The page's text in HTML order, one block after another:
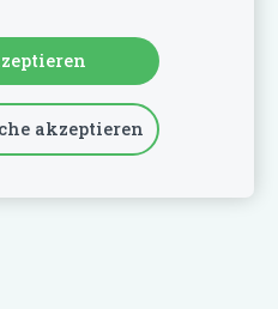
akzeptieren